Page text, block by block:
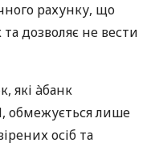
рахунку, що
дозволяє не вести
які àбанк
обмежується лише
осіб та